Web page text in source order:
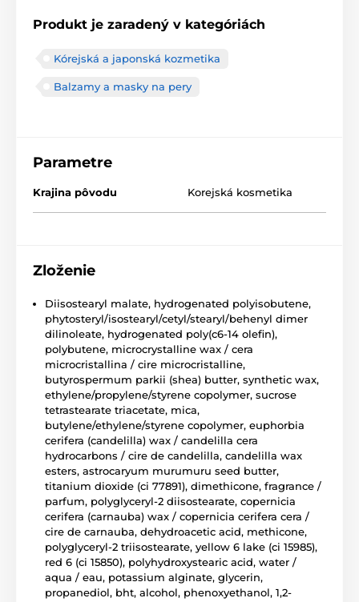
Produkt je zaradený v kategóriách
Kórejská a japonská kozmetika
Balzamy a masky na pery
Parametre
Krajina pôvodu Korejská kosmetika
Zloženie
Diisostearyl malate, hydrogenated polyisobutene,
phytosteryl/isostearyl/cetyl/stearyl/behenyl dimer
dilinoleate, hydrogenated poly(c6-14 olefin),
polybutene, microcrystalline wax / cera
microcristallina / cire microcristalline,
butyrospermum parkii (shea) butter, synthetic wax,
ethylene/propylene/styrene copolymer, sucrose
tetrastearate triacetate, mica,
butylene/ethylene/styrene copolymer, euphorbia
cerifera (candelilla) wax / candelilla cera
hydrocarbons / cire de candelilla, candelilla wax
esters, astrocaryum murumuru seed butter,
titanium dioxide (ci 77891), dimethicone, fragrance /
parfum, polyglyceryl-2 diisostearate, copernicia
cerifera (carnauba) wax / copernicia cerifera cera /
cire de carnauba, dehydroacetic acid, methicone,
polyglyceryl-2 triisostearate, yellow 6 lake (ci 15985),
red 6 (ci 15850), polyhydroxystearic acid, water /
aqua / eau, potassium alginate, glycerin,
propanediol, bht, alcohol, phenoxyethanol, 1,2-